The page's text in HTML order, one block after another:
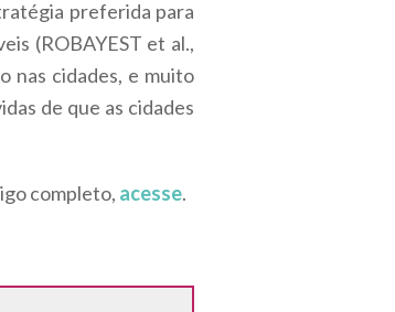
preferida para
(ROBAYEST et al.,
nas cidades, e muito
de que as cidades
completo, acesse.